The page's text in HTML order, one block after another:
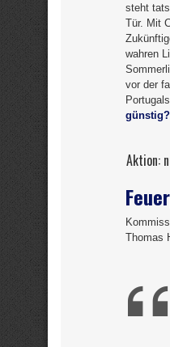
steht
Tür. Mit
wahren
vor der
günstig?
Aktion:
Thomas